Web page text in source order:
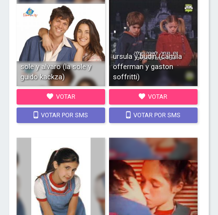
sole y alvaro (la sole y
guido kackza)
VOTAR
VOTAR POR SMS
ursula y budin (camila
offerman y gaston
soffritti)
VOTAR
VOTAR POR SMS